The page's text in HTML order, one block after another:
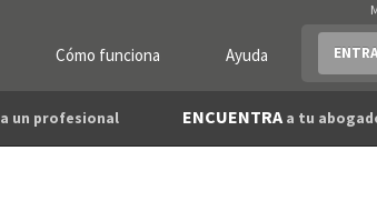
Cómo funciona Ayuda
a un profesional ENCUENTRA a tu